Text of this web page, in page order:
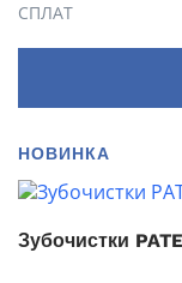
СПЛАТ
НОВИНКА
Зубочистки